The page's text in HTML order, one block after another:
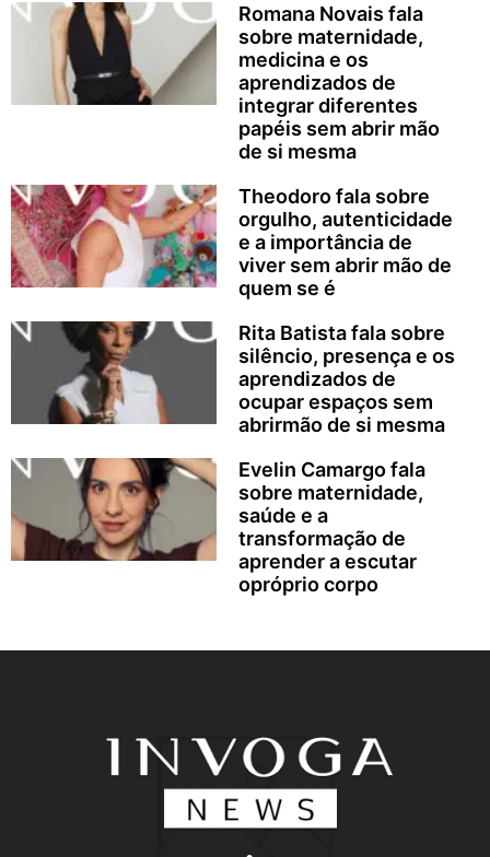
Romana Novais fala
sobre maternidade,
medicina e os
aprendizados de
integrar diferentes
papéis sem abrir mão
de si mesma
Theodoro fala sobre
orgulho, autenticidade
e a importância de
viver sem abrir mão de
quem se é
Rita Batista fala sobre
silêncio, presença e os
aprendizados de
ocupar espaços sem
abrirmão de si mesma
Evelin Camargo fala
sobre maternidade,
saúde e a
transformação de
aprender a escutar
opróprio corpo